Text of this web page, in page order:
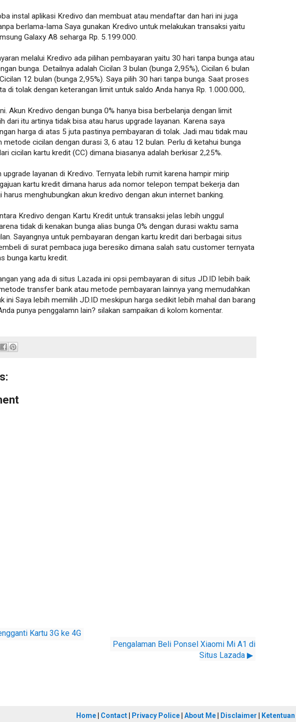
instal aplikasi Kredivo dan membuat atau mendaftar dan hari ini juga
berlama-lama Saya gunakan Kredivo untuk melakukan transaksi yaitu
Galaxy A8 seharga Rp. 5.199.000.
melalui Kredivo ada pilihan pembayaran yaitu 30 hari tanpa bunga atau
bunga. Detailnya adalah Cicilan 3 bulan (bunga 2,95%), Cicilan 6 bulan
12 bulan (bunga 2,95%). Saya pilih 30 hari tanpa bunga. Saat proses
di tolak dengan keterangan limit untuk saldo Anda hanya Rp. 1.000.000,.
Akun Kredivo dengan bunga 0% hanya bisa berbelanja dengan limit
dari itu artinya tidak bisa atau harus upgrade layanan. Karena saya
harga di atas 5 juta pastinya pembayaran di tolak. Jadi mau tidak mau
metode cicilan dengan durasi 3, 6 atau 12 bulan. Perlu di ketahui bunga
cicilan kartu kredit (CC) dimana biasanya adalah berkisar 2,25%.
upgrade layanan di Kredivo. Ternyata lebih rumit karena hampir mirip
kartu kredit dimana harus ada nomor telepon tempat bekerja dan
harus menghubungkan akun kredivo dengan akun internet banking.
Kredivo dengan Kartu Kredit untuk transaksi jelas lebih unggul
tidak di kenakan bunga alias bunga 0% dengan durasi waktu sama
Sayangnya untuk pembayaran dengan kartu kredit dari berbagai situs
di surat pembaca juga beresiko dimana salah satu customer ternyata
bunga kartu kredit.
yang ada di situs Lazada ini opsi pembayaran di situs JD.ID lebih baik
transfer bank atau metode pembayaran lainnya yang memudahkan
ini Saya lebih memilih JD.ID meskipun harga sedikit lebih mahal dan barang
punya penggalamn lain? silakan sampaikan di kolom komentar.
Kartu 3G ke 4G
Pengalaman Beli Ponsel Xiaomi Mi A1 di
Situs Lazada ▶
Home| Contact| Privacy Police| About Me| Disclaimer
Ketentuan